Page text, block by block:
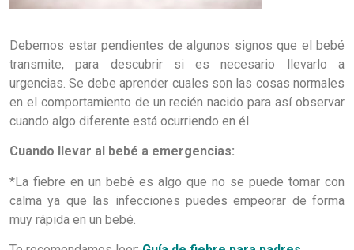
Debemos estar pendientes de algunos signos que el bebé
transmite, para descubrir si es necesario llevarlo a
urgencias. Se debe aprender cuales son las cosas normales
en el comportamiento de un recién nacido para así observar
cuando algo diferente está ocurriendo en él.
Cuando llevar al bebé a emergencias:
*La fiebre en un bebé es algo que no se puede tomar con
calma ya que las infecciones puedes empeorar de forma
muy rápida en un bebé.